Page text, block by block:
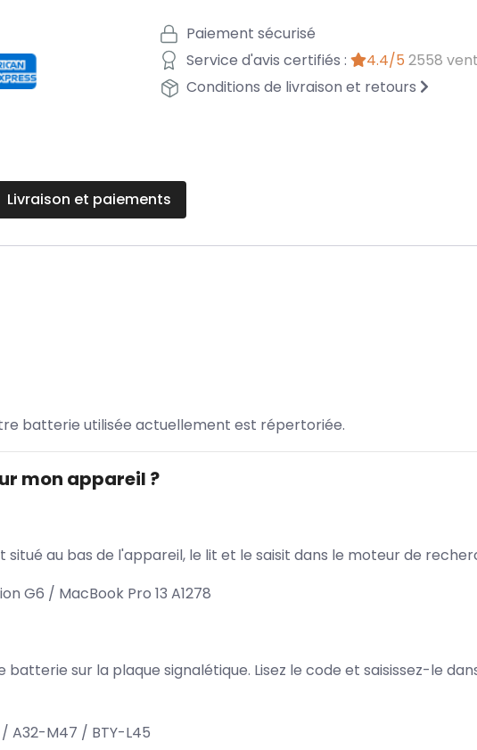
Paiement sécurisé
Service d'avis certifiés :
4.4/5 2558
Conditions de livraison et retours
Livraison et paiements
batterie utilisée actuellement est répertoriée.
mon appareil ?
au bas de l'appareil, le lit et le saisit dans le moteur de
G6 / MacBook Pro 13 A1278
sur la plaque signalétique. Lisez le code et saisissez-le
A32-M47 / BTY-L45